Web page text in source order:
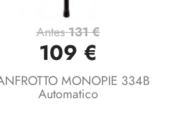
Vista rápida
Antes131 €
109 €
MONOPIE 334B
Automatico